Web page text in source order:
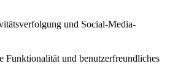
und Social-Media-
Funktionalität und benutzerfreundliches